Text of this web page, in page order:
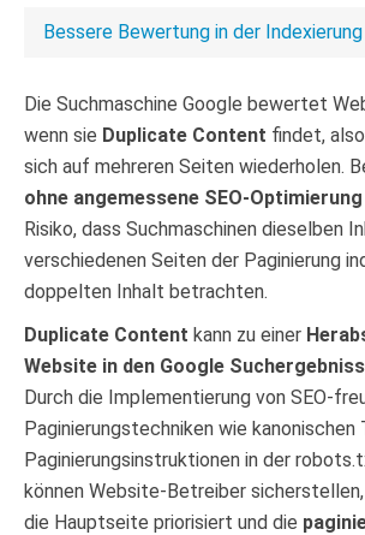
Bessere Bewertung in der Indexierung
Die Suchmaschine Google bewertet
wenn sie Duplicate Content findet,
sich auf mehreren Seiten wiederholen.
ohne angemessene SEO-Optimierung
Risiko, dass Suchmaschinen dieselben
verschiedenen Seiten der Paginierung
doppelten Inhalt betrachten.
Duplicate Content kann zu einer
Website in den Google
Durch die Implementierung von SEO-
Paginierungstechniken wie kanonischen
Paginierungsinstruktionen in der
können Website-Betreiber
die Hauptseite priorisiert und die